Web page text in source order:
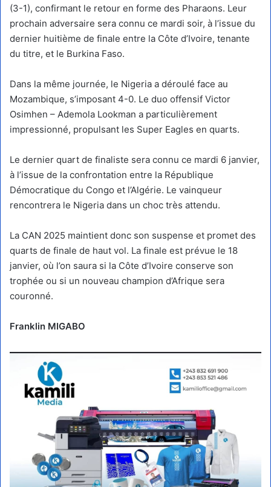
(3-1), confirmant le retour en forme des Pharaons. Leur
prochain adversaire sera connu ce mardi soir, à l’issue du
dernier huitième de finale entre la Côte d’Ivoire, tenante
du titre, et le Burkina Faso.
Dans la même journée, le Nigeria a déroulé face au
Mozambique, s’imposant 4-0. Le duo offensif Victor
Osimhen – Ademola Lookman a particulièrement
impressionné, propulsant les Super Eagles en quarts.
Le dernier quart de finaliste sera connu ce mardi 6 janvier,
à l’issue de la confrontation entre la République
Démocratique du Congo et l’Algérie. Le vainqueur
rencontrera le Nigeria dans un choc très attendu.
La CAN 2025 maintient donc son suspense et promet des
quarts de finale de haut vol. La finale est prévue le 18
janvier, où l’on saura si la Côte d’Ivoire conserve son
trophée ou si un nouveau champion d’Afrique sera
couronné.
Franklin MIGABO